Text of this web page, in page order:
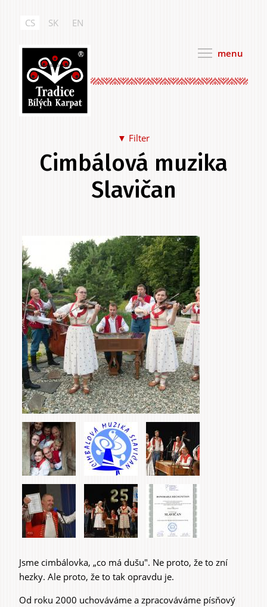
obsahu
Tradice Bílých Karpat
menu
CS SK EN
▼ Filter
Jídlo a pití
Na sebe
Do domu a bytu
Do zahrady a sadu
Služby
Zážitky
a agroturistika
Cimbálová muzika
Slavičan
Hlavní
záložky
.
Jsme cimbálovka, „co má dušu". Ne proto, že to zní
hezky. Ale proto, že to tak opravdu je.
Od roku 2000 uchováváme a zpracováváme písňový